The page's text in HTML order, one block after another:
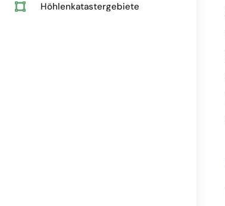
Höhlenkatastergebiete